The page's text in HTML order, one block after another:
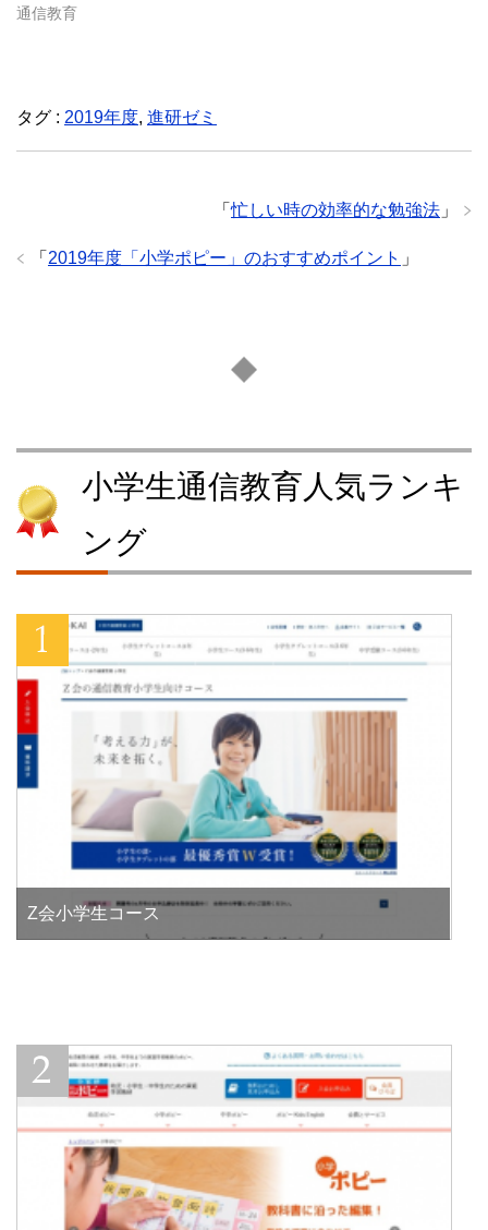
通信教育
タグ : 2019年度, 進研ゼミ
「忙しい時の効率的な勉強法 」
「 2019年度「小学ポピー」のおすすめポイント 」
小学生通信教育人気ランキ
ング
Z会小学生コース